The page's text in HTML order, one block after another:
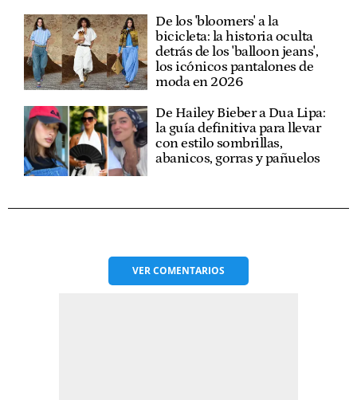
De los 'bloomers' a la
bicicleta: la historia oculta
detrás de los 'balloon jeans',
los icónicos pantalones de
moda en 2026
De Hailey Bieber a Dua Lipa:
la guía definitiva para llevar
con estilo sombrillas,
abanicos, gorras y pañuelos
VERCOMENTARIOS